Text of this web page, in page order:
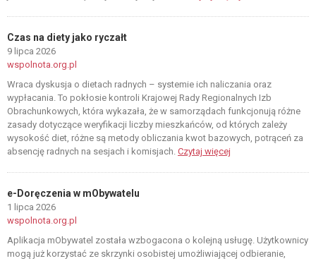
Czas na diety jako ryczałt
9 lipca 2026
wspolnota.org.pl
Wraca dyskusja o dietach radnych – systemie ich naliczania oraz
wypłacania. To pokłosie kontroli Krajowej Rady Regionalnych Izb
Obrachunkowych, która wykazała, że w samorządach funkcjonują różne
zasady dotyczące weryfikacji liczby mieszkańców, od których zależy
wysokość diet, różne są metody obliczania kwot bazowych, potrąceń za
absencję radnych na sesjach i komisjach. Czytaj więcej
e-Doręczenia w mObywatelu
1 lipca 2026
wspolnota.org.pl
Aplikacja mObywatel została wzbogacona o kolejną usługę. Użytkownicy
mogą już korzystać ze skrzynki osobistej umożliwiającej odbieranie,